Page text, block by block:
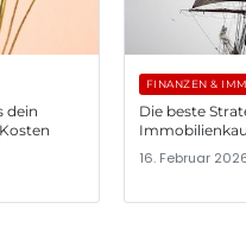
dein
FINANZEN &
Die beste
16. Februar